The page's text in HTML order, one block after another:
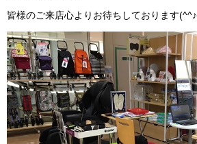
皆様のご来店心よりお待ちしております(^^♪